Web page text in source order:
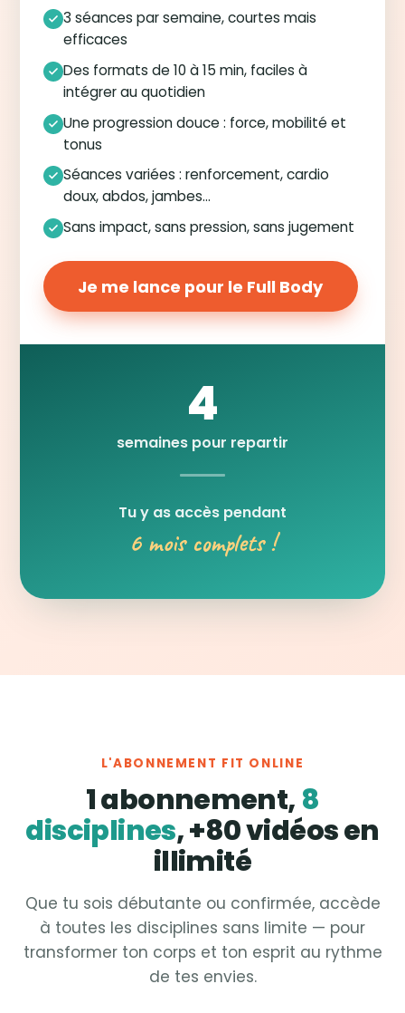
3 séances par semaine, courtes mais
efficaces
Des formats de 10 à 15 min, faciles à
intégrer au quotidien
Une progression douce : force, mobilité et
tonus
Séances variées : renforcement, cardio
doux, abdos, jambes…
Sans impact, sans pression, sans jugement
Je me lance pour le Full Body
4
semaines pour repartir
Tu y as accès pendant
6 mois complets !
L'ABONNEMENT FIT ONLINE
1 abonnement, 8
disciplines, +80 vidéos en
illimité
Que tu sois débutante ou confirmée, accède
à toutes les disciplines sans limite — pour
transformer ton corps et ton esprit au rythme
de tes envies.